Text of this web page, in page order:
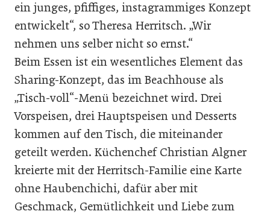
ein junges, pfiffiges, instagrammiges Konzept
entwickelt“, so Theresa Herritsch. „Wir
nehmen uns selber nicht so ernst.“
Beim Essen ist ein wesentliches Element das
Sharing-Konzept, das im Beachhouse als
„Tisch-voll“-Menü bezeichnet wird. Drei
Vorspeisen, drei Hauptspeisen und Desserts
kommen auf den Tisch, die miteinander
geteilt werden. Küchenchef Christian Algner
kreierte mit der Herritsch-Familie eine Karte
ohne Haubenchichi, dafür aber mit
Geschmack, Gemütlichkeit und Liebe zum